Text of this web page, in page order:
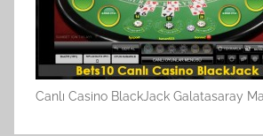
Canlı Casino BlackJack Galatasaray